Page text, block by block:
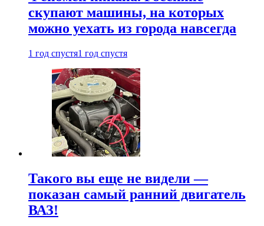
скупают машины, на которых
можно уехать из города навсегда
1 год спустя1 год спустя
Такого вы еще не видели —
показан самый ранний двигатель
ВАЗ!